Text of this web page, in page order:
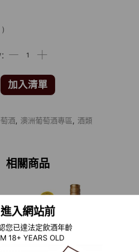
進入網站前
您已達法定飲酒年齡
18+ YEARS OLD
)
加入清單
酒, 澳洲葡萄酒專區, 酒類
相關商品